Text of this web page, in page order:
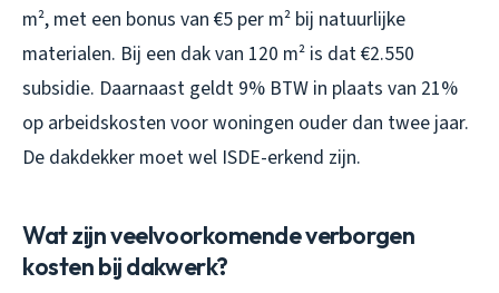
m², met een bonus van €5 per m² bij natuurlijke
materialen. Bij een dak van 120 m² is dat €2.550
subsidie. Daarnaast geldt 9% BTW in plaats van 21%
op arbeidskosten voor woningen ouder dan twee jaar.
De dakdekker moet wel ISDE-erkend zijn.
Wat zijn veelvoorkomende verborgen
kosten bij dakwerk?